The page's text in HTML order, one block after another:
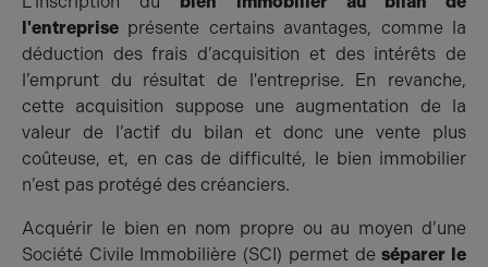
l'entreprise présente certains avantages, comme la
déduction des frais d’acquisition et des intérêts de
l’emprunt du résultat de l'entreprise. En revanche,
cette acquisition suppose une augmentation de la
valeur de l’actif du bilan et donc une vente plus
coûteuse, et, en cas de difficulté, le bien immobilier
n’est pas protégé des créanciers.
Acquérir le bien en nom propre ou au moyen d’une
Société Civile Immobilière (SCI) permet deséparer le